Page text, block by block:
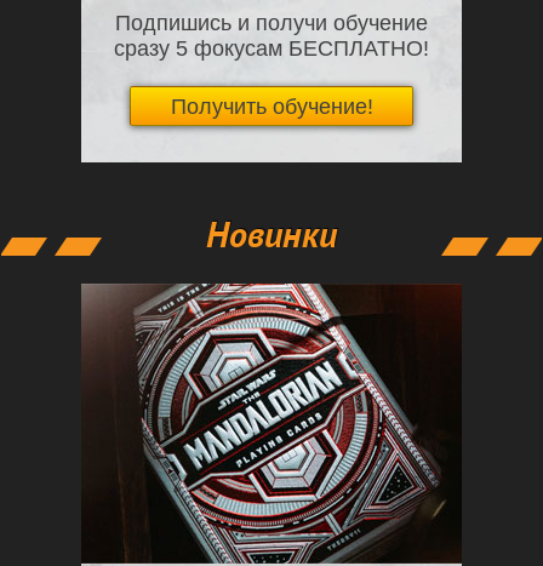
Подпишись и получи обучение
сразу 5 фокусам БЕСПЛАТНО!
Получить обучение!
Новинки